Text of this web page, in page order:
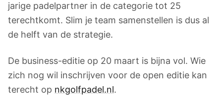
jarige padelpartner in de categorie tot 25
terechtkomt. Slim je team samenstellen is dus al
de helft van de strategie.
De business-editie op 20 maart is bijna vol. Wie
zich nog wil inschrijven voor de open editie kan
terecht op nkgolfpadel.nl.